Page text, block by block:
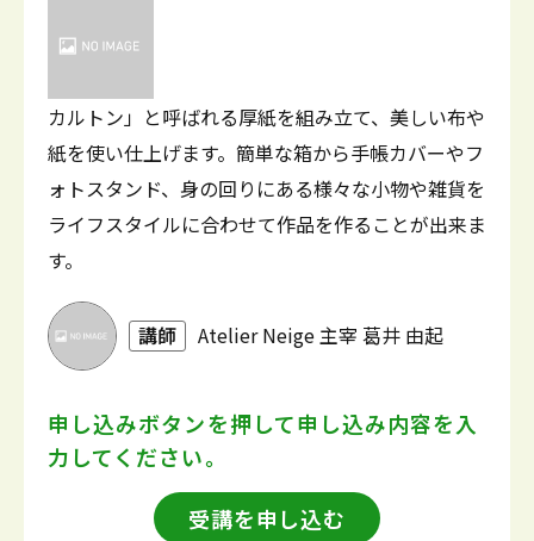
カルトン」と呼ばれる厚紙を組み立て、美しい布や
紙を使い仕上げます。簡単な箱から手帳カバーやフ
ォトスタンド、身の回りにある様々な小物や雑貨を
ライフスタイルに合わせて作品を作ることが出来ま
す。
講師 Atelier Neige 主宰 葛井 由起
申し込みボタンを押して申し込み内容を入
力してください。
受講を申し込む